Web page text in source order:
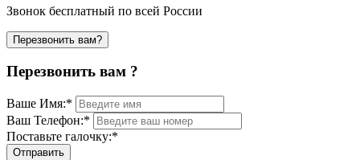
Звонок бесплатный по всей России
Перезвонить вам?
Перезвонить вам ?
Ваше Имя:*
Ваш Телефон:*
Поставьте галочку:*
Отправить